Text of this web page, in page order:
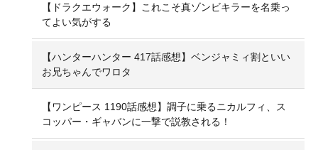
【ドラクエウォーク】これこそ真ゾンビキラーを名乗っ
てよい気がする
【ハンターハンター 417話感想】ベンジャミィ割といい
お兄ちゃんでワロタ
【ワンピース 1190話感想】調子に乗るニカルフィ、ス
コッパー・ギャバンに一撃で説教される！